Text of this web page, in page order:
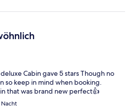
Cabin gave 5 stars Though no
so keep in mind when booking.
that was brand new perfect👍